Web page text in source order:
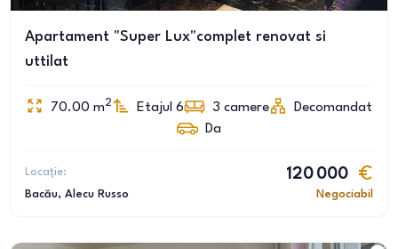
Apartament "Super Lux"complet renovat si
uttilat
70.00 m2 Etajul 6 3 camere
Decomandat
Da
Locație:
Bacău, Alecu Russo
120 000
Negociabil